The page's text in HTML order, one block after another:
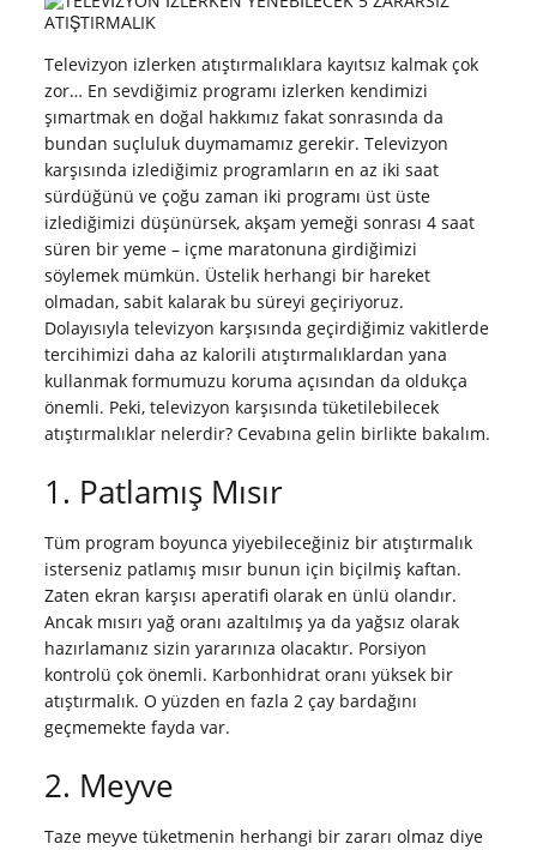
Televizyon izlerken atıştırmalıklara kayıtsız kalmak çok
zor… En sevdiğimiz programı izlerken kendimizi
şımartmak en doğal hakkımız fakat sonrasında da
bundan suçluluk duymamamız gerekir. Televizyon
karşısında izlediğimiz programların en az iki saat
sürdüğünü ve çoğu zaman iki programı üst üste
izlediğimizi düşünürsek, akşam yemeği sonrası 4 saat
süren bir yeme – içme maratonuna girdiğimizi
söylemek mümkün. Üstelik herhangi bir hareket
olmadan, sabit kalarak bu süreyi geçiriyoruz.
Dolayısıyla televizyon karşısında geçirdiğimiz vakitlerde
tercihimizi daha az kalorili atıştırmalıklardan yana
kullanmak formumuzu koruma açısından da oldukça
önemli. Peki, televizyon karşısında tüketilebilecek
atıştırmalıklar nelerdir? Cevabına gelin birlikte bakalım.
1. Patlamış Mısır
Tüm program boyunca yiyebileceğiniz bir atıştırmalık
isterseniz patlamış mısır bunun için biçilmiş kaftan.
Zaten ekran karşısı aperatifi olarak en ünlü olandır.
Ancak mısırı yağ oranı azaltılmış ya da yağsız olarak
hazırlamanız sizin yararınıza olacaktır. Porsiyon
kontrolü çok önemli. Karbonhidrat oranı yüksek bir
atıştırmalık. O yüzden en fazla 2 çay bardağını
geçmemekte fayda var.
2. Meyve
Taze meyve tüketmenin herhangi bir zararı olmaz diye